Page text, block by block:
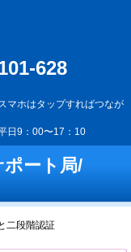
628
マホはタップすればつなが
日9：00〜17：10
ポート局/
二段階認証